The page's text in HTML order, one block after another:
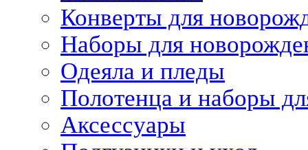
Конверты для
Наборы для
Одеяла и пледы
Полотенца и наборы
Аксессуары